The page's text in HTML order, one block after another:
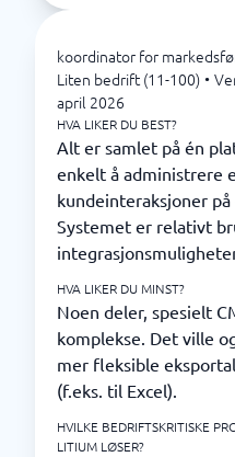
koordinator for
Liten bedrift (11-100) •
april 2026
HVA LIKER DU BEST?
Alt er samlet på én
enkelt å administrere
kundeinteraksjoner
Systemet er relativt
HVA LIKER DU MINST?
Noen deler, spesielt
komplekse. Det ville
mer fleksible
(f.eks. til Excel).
HVILKE BEDRIFTSKRITISKE
LITIUM LØSER?